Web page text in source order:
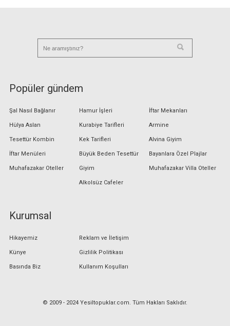
Popüler gündem
Şal Nasıl Bağlanır
Hülya Aslan
Tesettür Kombin
İftar Menüleri
Muhafazakar Oteller
Hamur İşleri
Kurabiye Tarifleri
Kek Tarifleri
Büyük Beden Tesettür
Giyim
Alkolsüz Cafeler
İftar Mekanları
Armine
Alvina Giyim
Bayanlara Özel Plajlar
Muhafazakar Villa Oteller
Kurumsal
Hikayemiz
Künye
Basında Biz
Reklam ve İletişim
Gizlilik Politikası
Kullanım Koşulları
© 2009 - 2024 Yesiltopuklar.com. Tüm Hakları Saklıdır.